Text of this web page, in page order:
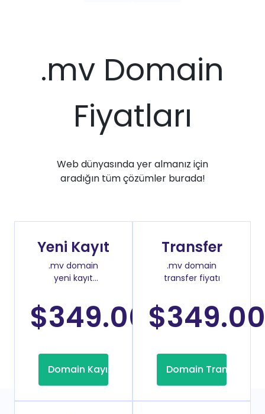
.mv Domain
Fiyatları
Web dünyasında yer almanız için
aradığın tüm çözümler burada!
Yeni Kayıt
.mv domain
yeni kayıt
$349.00 /Yıl
Domain Kayıt
Transfer
.mv domain
transfer fiyatı
$349.00
Domain Transfer